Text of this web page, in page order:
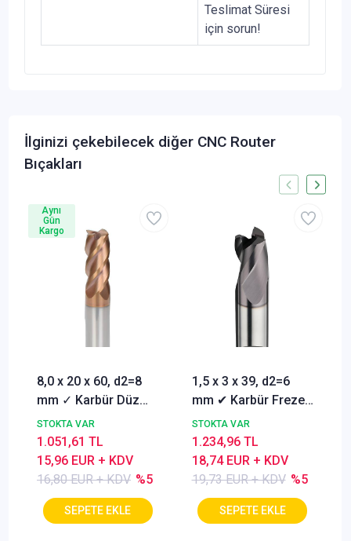
Teslimat Süresi
için sorun!
İlginizi çekebilecek diğer CNC Router
Bıçakları
8,0 x 20 x 60, d2=8
mm ✓ Karbür Düz
Freze, Parmak freze
ucu Z=4,TiSiN
Kaplamalı
STOKTA VAR
16,80 EUR + KDV %5
15,96 EUR + KDV
1.051,61 TL
Aynı
Gün
Kargo
1,5 x 3 x 39, d2=6
mm ✔ Karbür Freze
ucu, Z=3, Kaplamalı,
30°
STOKTA VAR
19,73 EUR + KDV %5
18,74 EUR + KDV
1.234,96 TL